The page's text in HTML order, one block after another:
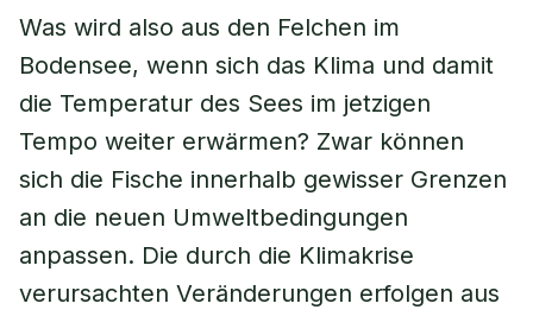
Was wird also aus den Felchen im
Bodensee, wenn sich das Klima und damit
die Temperatur des Sees im jetzigen
Tempo weiter erwärmen? Zwar können
sich die Fische innerhalb gewisser Grenzen
an die neuen Umweltbedingungen
anpassen. Die durch die Klimakrise
verursachten Veränderungen erfolgen aus